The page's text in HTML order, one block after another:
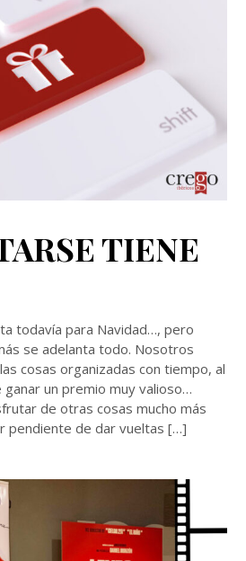
TIENE
todavía para Navidad…, pero
se adelanta todo. Nosotros
cosas organizadas con tiempo, al
ganar un premio muy valioso…
de otras cosas mucho más
pendiente de dar vueltas […]